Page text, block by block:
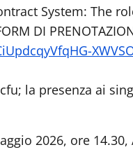
System: The
DI
la presenza ai
2026, ore